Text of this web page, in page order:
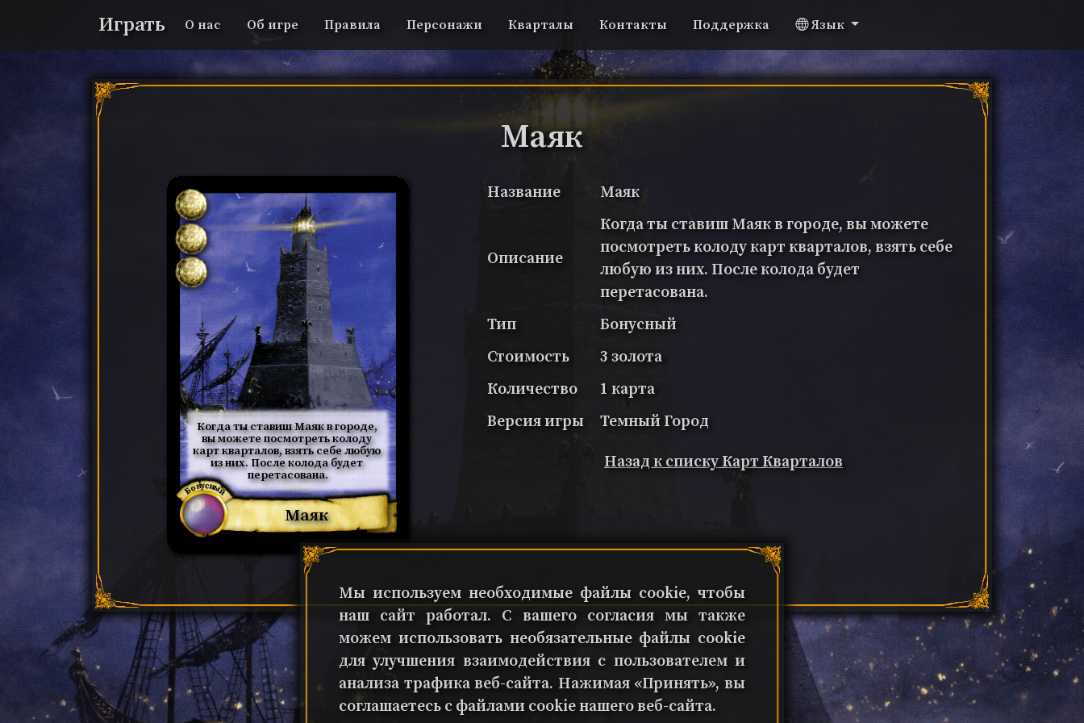
Играть О нас Об игре Правила Персонажи Кварталы Контакты Поддержка Язык
Маяк
Маяк
Когда ты ставиш Маяк в городе,
вы можете посмотреть колоду
карт кварталов, взять себе любую
из них. После колода будет
перетасована.
Бонусный
Название Маяк
Описание
Когда ты ставиш Маяк в городе, вы можете
посмотреть колоду карт кварталов, взять себе
любую из них. После колода будет
перетасована.
Тип
Бонусный
Стоимость
3 золота
Количество
1 карта
Версия игры
Темный Город
Назад к списку Карт Кварталов
Мы используем необходимые файлы cookie, чтобы
наш сайт работал. С вашего согласия мы также
можем использовать необязательные файлы cookie
для улучшения взаимодействия с пользователем и
анализа трафика веб-сайта. Нажимая «Принять», вы
соглашаетесь с файлами cookie нашего веб-сайта.